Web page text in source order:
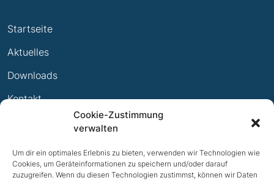
Cookie-Zustimmung
verwalten
Um dir ein optimales Erlebnis zu bieten, verwenden wir Technologien wie
Cookies, um Geräteinformationen zu speichern und/oder darauf
zuzugreifen. Wenn du diesen Technologien zustimmst, können wir Daten
Leistungsabzeichen
Termine
Ewige Erfolge
Mitglied werden
Startseite
Aktuelles
Downloads
Kontakt